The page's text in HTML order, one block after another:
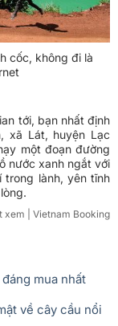
cốc, không đi là
tới, bạn nhất định
xã Lát, huyện Lạc
một đoạn đường
nước xanh ngắt với
lành, yên tĩnh
xem | Vietnam Booking
mua nhất
về cây cầu nổi